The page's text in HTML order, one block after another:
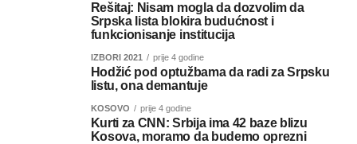
Rešitaj: Nisam mogla da dozvolim da
Srpska lista blokira budućnost i
funkcionisanje institucija
IZBORI 2021 prije 4 godine
Hodžić pod optužbama da radi za Srpsku
listu, ona demantuje
KOSOVO prije 4 godine
Kurti za CNN: Srbija ima 42 baze blizu
Kosova, moramo da budemo oprezni